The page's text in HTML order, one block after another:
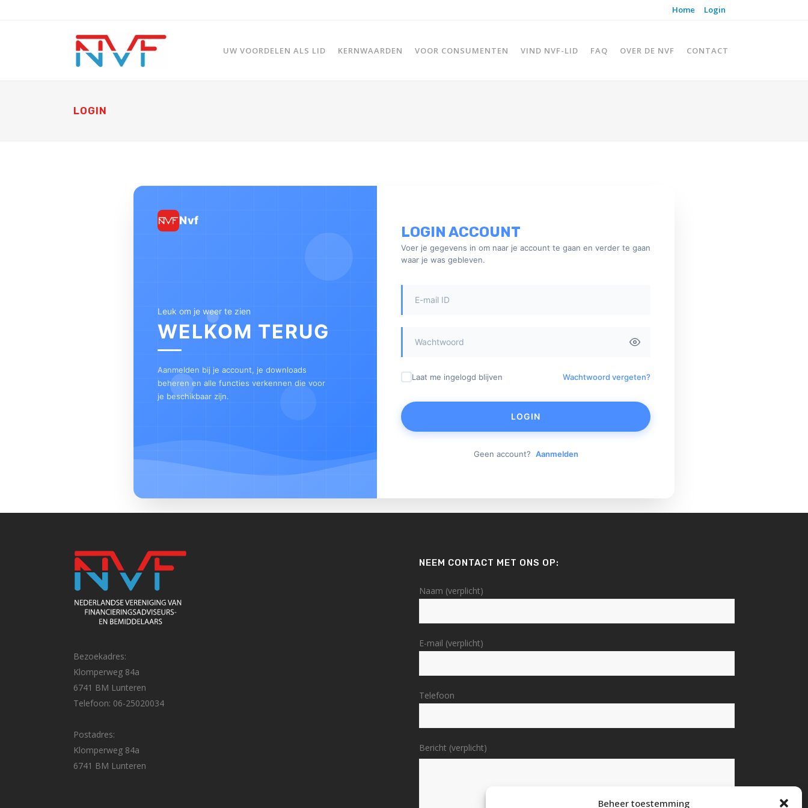
Beheer toestemming
Home Login
UW VOORDELEN ALS LID KERNWAARDEN VOOR CONSUMENTEN VIND NVF-LID FAQ OVER DE NVF CONTACT
LOGIN
Nvf
Leuk om je weer te zien
WELKOM TERUG
Aanmelden bij je account, je downloads
beheren en alle functies verkennen die voor
je beschikbaar zijn.
LOGIN ACCOUNT
Voer je gegevens in om naar je account te gaan en verder te gaan
waar je was gebleven.
Laat me ingelogd blijven Wachtwoord vergeten?
LOGIN
Geen account? Aanmelden
Bezoekadres:
Klomperweg 84a
6741 BM Lunteren
Telefoon: 06-25020034
Postadres:
Klomperweg 84a
6741 BM Lunteren
NEEM CONTACT MET ONS OP:
Naam (verplicht)
E-mail (verplicht)
Telefoon
Bericht (verplicht)